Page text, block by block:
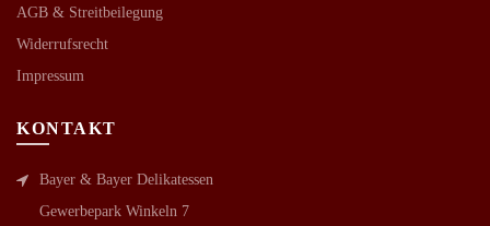
AGB & Streitbeilegung
Widerrufsrecht
Impressum
KONTAKT
Bayer & Bayer Delikatessen
Gewerbepark Winkeln 7